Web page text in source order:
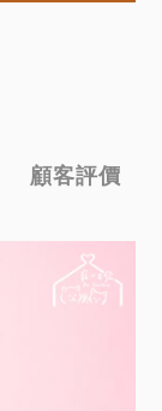
顧客評價